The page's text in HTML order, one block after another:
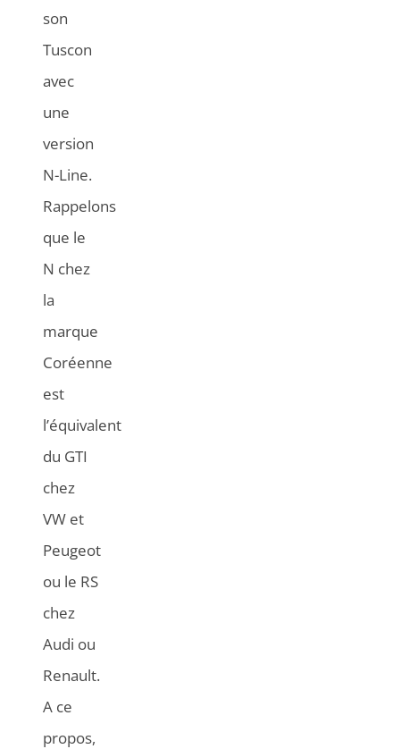
son
Tuscon
avec
une
version
N-Line.
Rappelons
que le
N chez
la
marque
Coréenne
est
l’équivalent
du GTI
chez
VW et
Peugeot
ou le RS
chez
Audi ou
Renault.
A ce
propos,